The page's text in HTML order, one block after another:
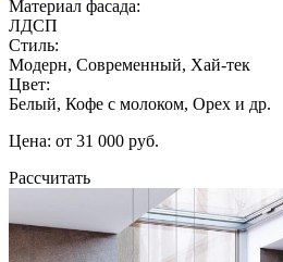
Материал фасада:
ЛДСП
Стиль:
Модерн, Современный, Хай-тек
Цвет:
Белый, Кофе с молоком, Орех и др.
Цена: от 31 000 руб.
Рассчитать